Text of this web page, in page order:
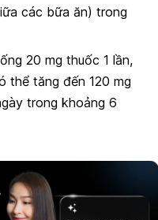
các bữa ăn) trong
20 mg thuốc 1 lần,
thể tăng đến 120 mg
trong khoảng 6